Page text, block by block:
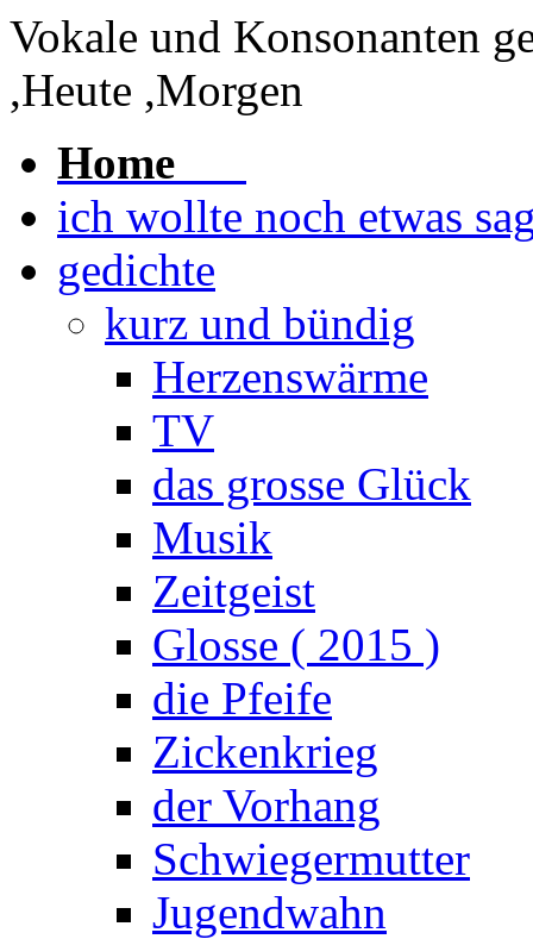
Vokale und Konsonanten
,Heute ,Morgen
Home
ich wollte noch etwas
gedichte
kurz und bündig
Herzenswärme
TV
das grosse Glück
Musik
Zeitgeist
Glosse ( 2015 )
die Pfeife
Zickenkrieg
der Vorhang
Schwiegermutter
Jugendwahn